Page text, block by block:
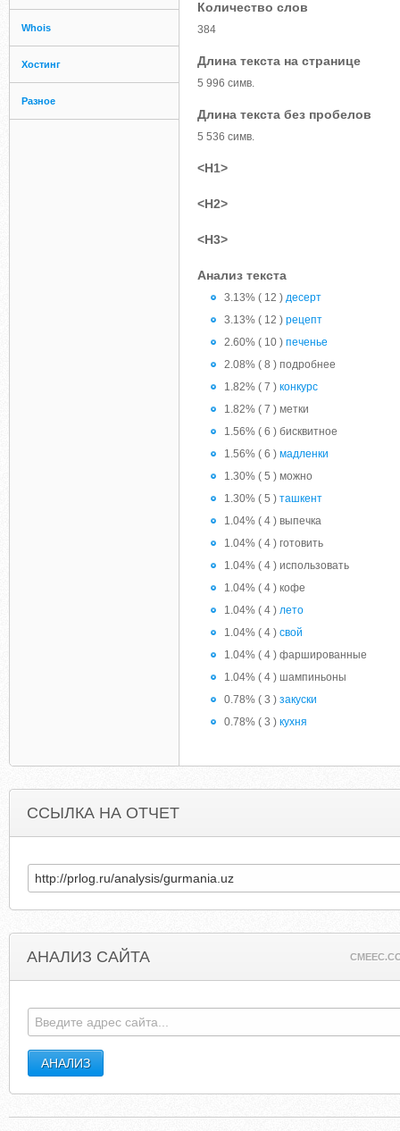
Whois
Хостинг
Разное
Количество слов
384
Длина текста на странице
5 996 симв.
Длина текста без пробелов
5 536 симв.
<H1>
<H2>
<H3>
Анализ текста
3.13% ( 12 ) десерт
3.13% ( 12 ) рецепт
2.60% ( 10 ) печенье
2.08% ( 8 ) подробнее
1.82% ( 7 ) конкурс
1.82% ( 7 ) метки
1.56% ( 6 ) бисквитное
1.56% ( 6 ) мадленки
1.30% ( 5 ) можно
1.30% ( 5 ) ташкент
1.04% ( 4 ) выпечка
1.04% ( 4 ) готовить
1.04% ( 4 ) использовать
1.04% ( 4 ) кофе
1.04% ( 4 ) лето
1.04% ( 4 ) свой
1.04% ( 4 ) фаршированные
1.04% ( 4 ) шампиньоны
0.78% ( 3 ) закуски
0.78% ( 3 ) кухня
ССЫЛКА НА ОТЧЕТ
АНАЛИЗ САЙТА